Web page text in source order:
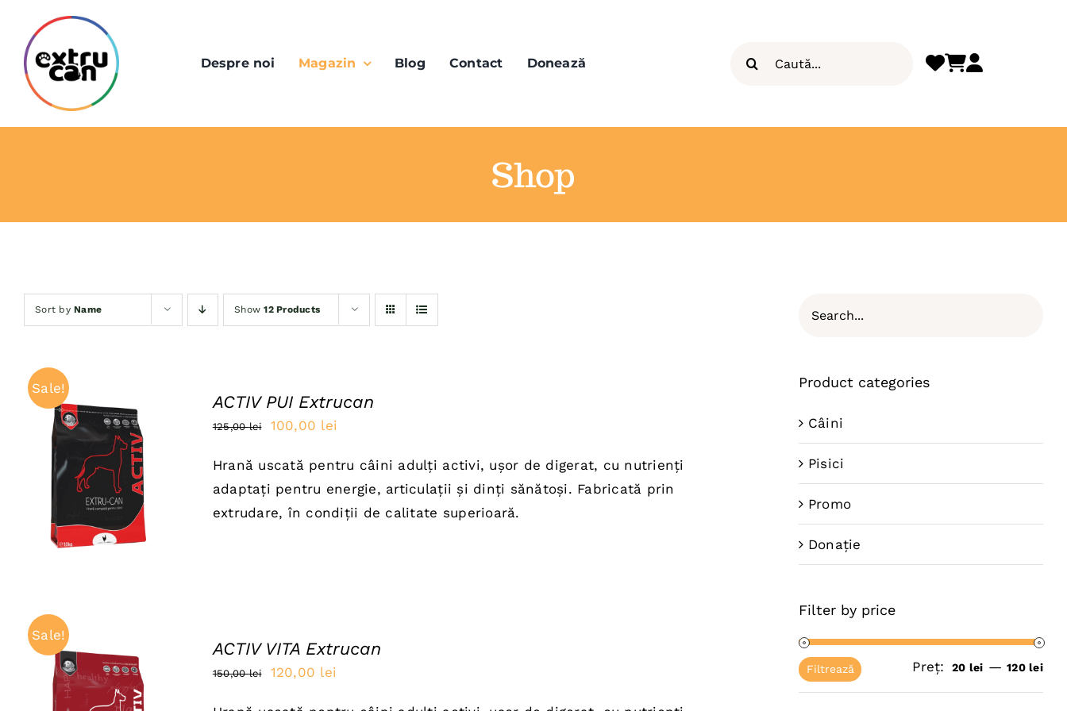
content
Despre noi Magazin Blog Contact Donează
Shop
Sort byName Show12 Products
Sale!
ADAUGĂ ÎN COȘ
QUICK VIEW
ACTIV PUI Extrucan
125,00lei
Prețul
a
fost:
125,00 lei.
100,00 lei
este:
100,00 lei.
Hrană uscată pentru câini adulți activi, ușor de digerat, cu nutrienți
adaptați pentru energie, articulații și dinți sănătoși. Fabricată prin
extrudare, în condiții de calitate superioară.
Sale!
ACTIV VITA Extrucan
150,00lei
Prețul
120,00 lei
Product categories
Câini
Pisici
Promo
Donație
Filter by price
Filtrează Preț: 20 lei —120 lei